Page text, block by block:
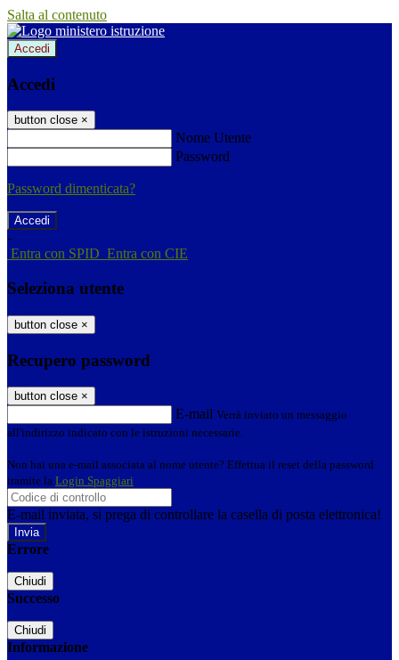
Salta al contenuto
Accedi
Accedi
button close ×
Nome Utente
Password
Password dimenticata?
-
Entra con SPID Entra con CIE
Seleziona utente
button close ×
Recupero password
button close ×
E-mail Verrà inviato un messaggio
all'indirizzo indicato con le istruzioni necessarie.
Non hai una e-mail associata al nome utente? Effettua il reset della password
tramite la Login Spaggiari
E-mail inviata, si prega di controllare la casella di posta elettronica!
Errore
Chiudi
Successo
Chiudi
Informazione